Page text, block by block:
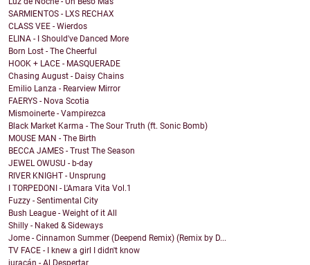
SARMIENTOS - LXS RECHAX
CLASS VEE - Wierdos
ELINA - I Should've Danced More
Born Lost - The Cheerful
HOOK + LACE - MASQUERADE
Chasing August - Daisy Chains
Emilio Lanza - Rearview Mirror
FAERYS - Nova Scotia
Mismoinerte - Vampirezca
Black Market Karma - The Sour Truth (ft. Sonic Bomb)
MOUSE MAN - The Birth
BECCA JAMES - Trust The Season
JEWEL OWUSU - b-day
RIVER KNIGHT - Unsprung
I TORPEDONI - L'Amara Vita Vol.1
Fuzzy - Sentimental City
Bush League - Weight of it All
Shilly - Naked & Sideways
Jome - Cinnamon Summer (Deepend Remix) (Remix by D...
TV FACE - I knew a girl I didn't know
juracán - Al Despertar